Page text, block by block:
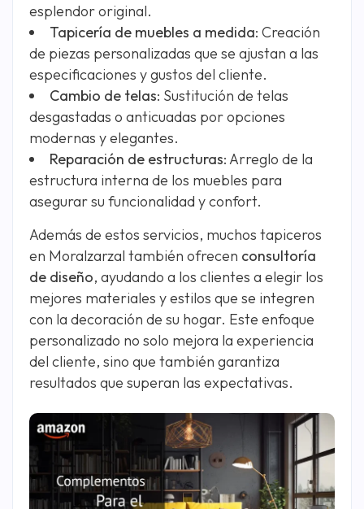
esplendor original.
Tapicería de muebles a medida: Creación
de piezas personalizadas que se ajustan a las
especificaciones y gustos del cliente.
Cambio de telas: Sustitución de telas
desgastadas o anticuadas por opciones
modernas y elegantes.
Reparación de estructuras: Arreglo de la
estructura interna de los muebles para
asegurar su funcionalidad y confort.
Además de estos servicios, muchos tapiceros
en Moralzarzal también ofrecen consultoría
de diseño, ayudando a los clientes a elegir los
mejores materiales y estilos que se integren
con la decoración de su hogar. Este enfoque
personalizado no solo mejora la experiencia
del cliente, sino que también garantiza
resultados que superan las expectativas.